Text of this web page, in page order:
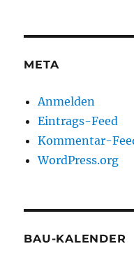
META
Anmelden
Eintrags-Feed
Kommentar-
WordPress.org
BAU-KALENDER